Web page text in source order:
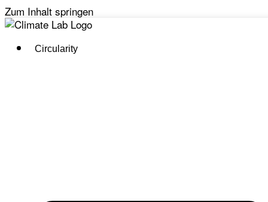
Zum Inhalt springen
Circularity